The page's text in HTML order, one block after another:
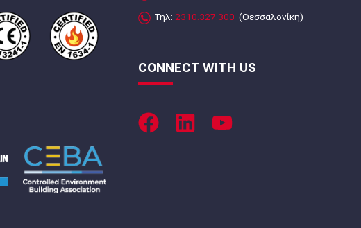
Τηλ: 2310.327.300 (Θεσσαλονίκη)
CONNECT WITH US